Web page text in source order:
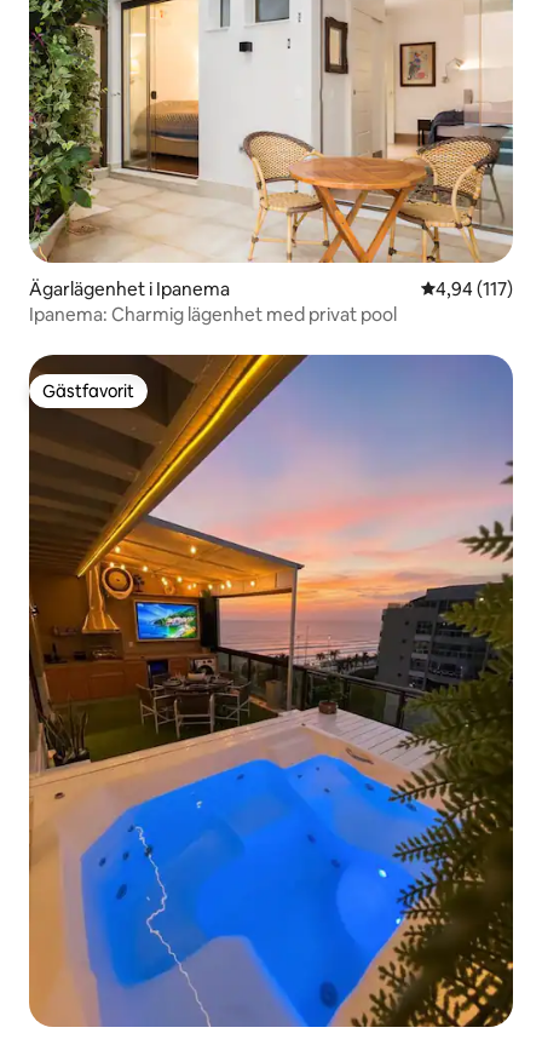
Ägarlägenhet i Ipanema 4,94 av 5 i
4,94 (117)
Ipanema: Charmig lägenhet med privat pool
Gästfavorit
Gästfavorit